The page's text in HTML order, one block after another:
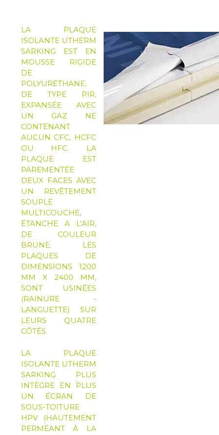
LA PLAQUE
ISOLANTE UTHERM
SARKING EST EN
MOUSSE RIGIDE
DE
POLYURÉTHANE,
DE TYPE PIR,
EXPANSÉE AVEC
UN GAZ NE
CONTENANT
AUCUN CFC, HCFC
OU HFC. LA
PLAQUE EST
PAREMENTÉE
DEUX FACES AVEC
UN REVÊTEMENT
SOUPLE
MULTICOUCHE,
ÉTANCHE A L’AIR,
DE COULEUR
BRUNE. LES
PLAQUES DE
DIMENSIONS 1200
MM X 2400 MM,
SONT USINÉES
(RAINURE -
LANGUETTE) SUR
LEURS QUATRE
CÔTÉS.
LA PLAQUE
ISOLANTE UTHERM
SARKING PLUS
INTÈGRE EN PLUS
UN ÉCRAN DE
SOUS-TOITURE
HPV (HAUTEMENT
PERMÉANT À LA